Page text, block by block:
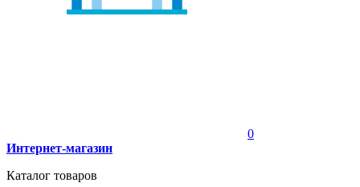
0
Интернет-магазин
Каталог товаров